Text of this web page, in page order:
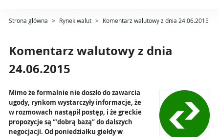
Strona główna > Rynek walut > Komentarz walutowy z dnia 24.06.2015
Komentarz walutowy z dnia
24.06.2015
Mimo że formalnie nie doszło do zawarcia
ugody, rynkom wystarczyły informacje, że
w rozmowach nastąpił postęp, i że greckie
propozycje są ‘’’dobrą bazą’’ do dalszych
negocjacji. Od poniedziałku giełdy w